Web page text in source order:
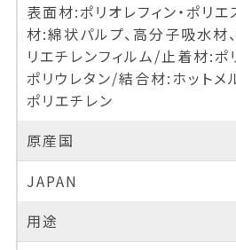
表面材:ポリオレフィン・ポリ
材:綿状パルプ、高分子吸水材
リエチレンフィルム/止着材:
ポリウレタン/結合材:ホット
ポリエチレン
原産国
JAPAN
用途